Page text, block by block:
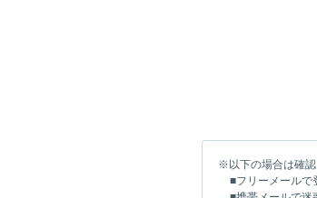
※以下の場合は確認
■フリーメールで